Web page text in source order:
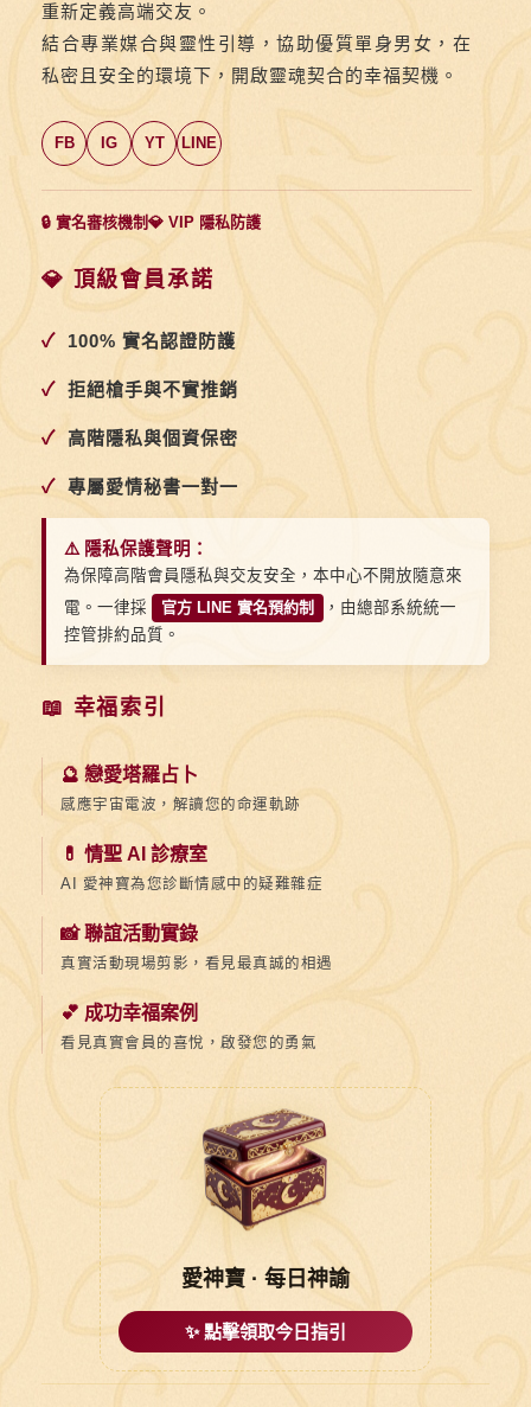
有
著
美
滿
幸
福
的
半
人
生
重新定義高端交友。
結合專業媒合與靈性引導，協助優質單身男女，在
私密且安全的環境下，開啟靈魂契合的幸福契機。
FB IG YT LINE
🔒 實名審核機制💎 VIP 隱私防護
💎 頂級會員承諾
✓ 100% 實名認證防護
✓ 拒絕槍手與不實推銷
✓ 高階隱私與個資保密
✓ 專屬愛情秘書一對一
⚠️ 隱私保護聲明：
為保障高階會員隱私與交友安全，本中心不開放隨意來
電。一律採
官方 LINE 實名預約制
，由總部系統統一
控管排約品質。
📖 幸福索引
🔮 戀愛塔羅占卜
感應宇宙電波，解讀您的命運軌跡
💊 情聖 AI 診療室
AI 愛神寶為您診斷情感中的疑難雜症
📸 聯誼活動實錄
真實活動現場剪影，看見最真誠的相遇
💕 成功幸福案例
看見真實會員的喜悅，啟發您的勇氣
愛神寶 · 每日神諭
✨ 點擊領取今日指引